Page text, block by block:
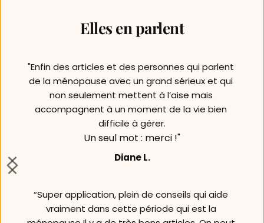
Elles en parlent
"Enfin des articles et des personnes qui parlent
de la ménopause avec un grand sérieux et qui
non seulement mettent à l’aise mais
accompagnent à un moment de la vie bien
difficile à gérer.
Un seul mot : merci !"
Diane L.
“Super application, plein de conseils qui aide
vraiment dans cette période qui est la